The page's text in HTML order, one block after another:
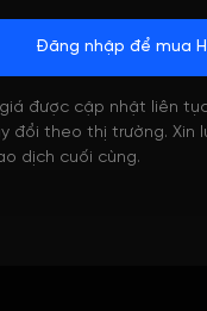
Đăng nhập để mua
giá được cập nhật liên
đổi theo thị trường. Xin
dịch cuối cùng.